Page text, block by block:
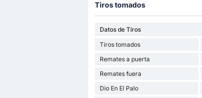
Tiros tomados
Datos de Tiros
Tiros tomados
Remates a puerta
Remates fuera
Dio En El Palo